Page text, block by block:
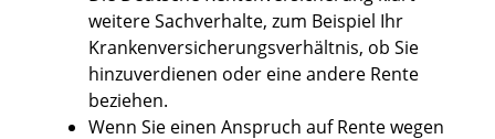
weitere Sachverhalte, zum Beispiel Ihr
Krankenversicherungsverhältnis, ob Sie
hinzuverdienen oder eine andere Rente
beziehen.
Wenn Sie einen Anspruch auf Rente wegen